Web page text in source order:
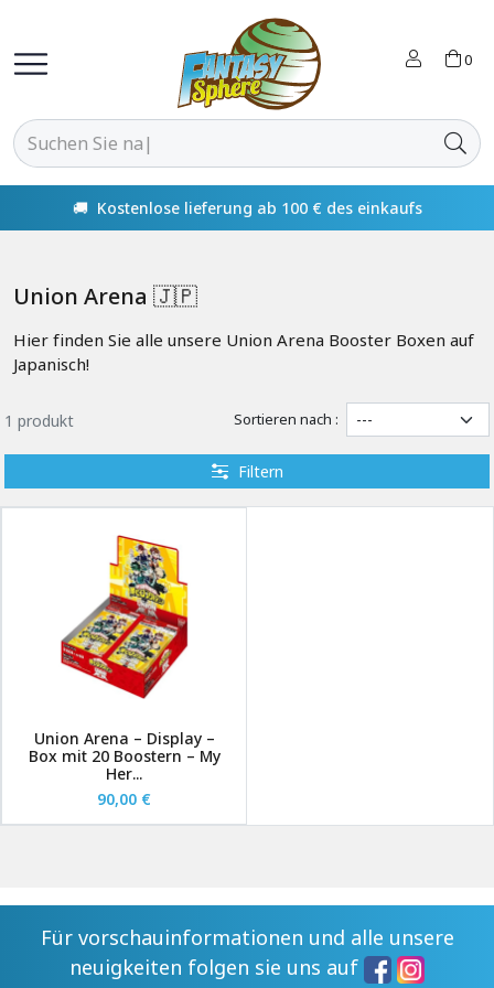
0
🚚 Kostenlose lieferung ab 100 € des einkaufs
Union Arena 🇯🇵
Hier finden Sie alle unsere Union Arena Booster Boxen auf
Japanisch!
1 produkt Sortieren nach :
Filtern
Union Arena – Display –
Box mit 20 Boostern – My
Her...
90,00 €
Für vorschauinformationen und alle unsere
neuigkeiten folgen sie uns auf